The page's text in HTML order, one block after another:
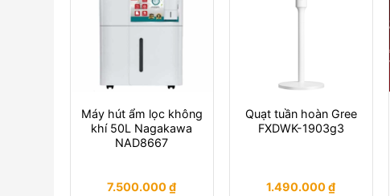
Máy hút ẩm lọc không
khí 50L Nagakawa
NAD8667
7.500.000₫
Quạt tuần hoàn Gree
FXDWK-1903g3
1.490.000₫